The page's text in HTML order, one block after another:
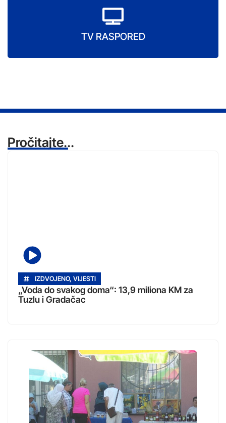
TV RASPORED
Pročitajte...
IZDVOJENO, VIJESTI
„Voda do svakog doma“: 13,9 miliona KM za
Tuzlu i Gradačac